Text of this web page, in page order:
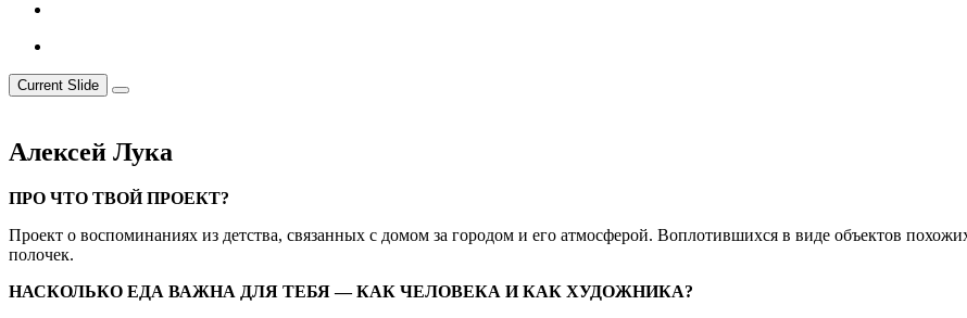
Current Slide
Алексей Лука
ПРО ЧТО ТВОЙ ПРОЕКТ?
Проект о воспоминаниях из детства, связанных с домом за городом и его атмосферой. Воплотившихся в виде объектов
полочек.
НАСКОЛЬКО ЕДА ВАЖНА ДЛЯ ТЕБЯ — КАК ЧЕЛОВЕКА И КАК ХУДОЖНИКА?